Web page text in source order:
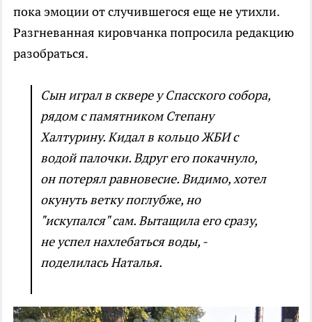
пока эмоции от случившегося еще не утихли.
Разгневанная кировчанка попросила редакцию
разобраться.
Сын играл в сквере у Спасского собора,
рядом с памятником Степану
Халтурину. Кидал в кольцо ЖБИ с
водой палочки. Вдруг его покачнуло,
он потерял равновесие. Видимо, хотел
окунуть ветку поглубже, но
"искупался" сам. Вытащила его сразу,
не успел нахлебаться воды, -
поделилась Наталья.